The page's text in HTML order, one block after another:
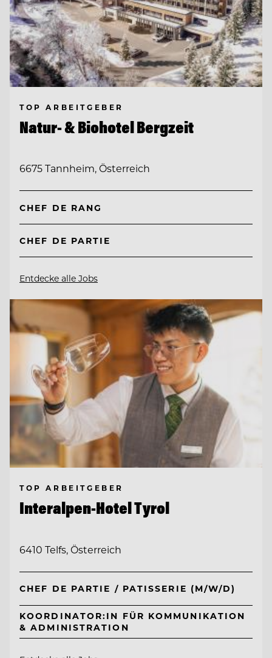
TOP ARBEITGEBER
Natur- & Biohotel Bergzeit
6675 Tannheim, Österreich
CHEF DE RANG
CHEF DE PARTIE
Entdecke alle Jobs
TOP ARBEITGEBER
Interalpen-Hotel Tyrol
6410 Telfs, Österreich
CHEF DE PARTIE / PATISSERIE (M/W/D)
KOORDINATOR:IN FÜR KOMMUNIKATION
& ADMINISTRATION